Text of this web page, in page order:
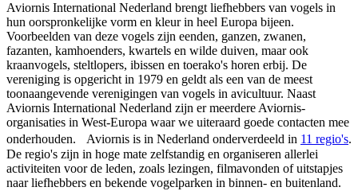
Aviornis International Nederland brengt liefhebbers van vogels in
hun oorspronkelijke vorm en kleur in heel Europa bijeen.
Voorbeelden van deze vogels zijn eenden, ganzen, zwanen,
fazanten, kamhoenders, kwartels en wilde duiven, maar ook
kraanvogels, steltlopers, ibissen en toerako's horen erbij. De
vereniging is opgericht in 1979 en geldt als een van de meest
toonaangevende verenigingen van vogels in avicultuur. Naast
Aviornis International Nederland zijn er meerdere Aviornis-
organisaties in West-Europa waar we uiteraard goede contacten mee
onderhouden. Aviornis is in Nederland onderverdeeld in 11 regio's.
De regio's zijn in hoge mate zelfstandig en organiseren allerlei
activiteiten voor de leden, zoals lezingen, filmavonden of uitstapjes
naar liefhebbers en bekende vogelparken in binnen- en buitenland.